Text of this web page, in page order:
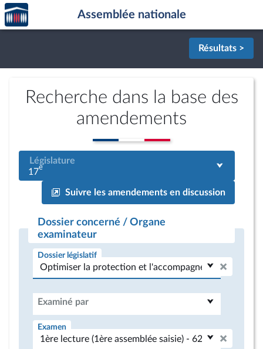
Aller au contenu
Aller en bas de la page
Accèder
à la
page
Assemblée nationale
Résultats >
Recherche dans la base des
amendements
Législature
17e
Suivre les amendements en discussion
Dossier concerné / Organe
examinateur
Dossier législatif
Examiné par
Examen